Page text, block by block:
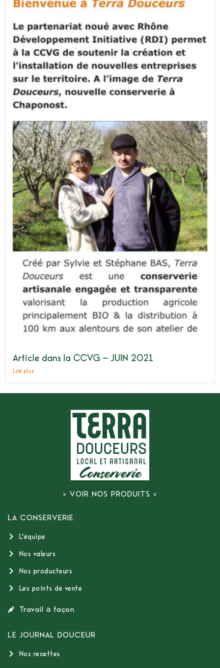
Article dans la CCVG​ – JUIN 2021​
Lire plus
> VOIR NOS PRODUITS <
LA CONSERVERIE
L'équipe
Nos valeurs
Nos producteurs
Les points de vente
Travail à façon
LE JOURNAL DOUCEUR
Nos recettes